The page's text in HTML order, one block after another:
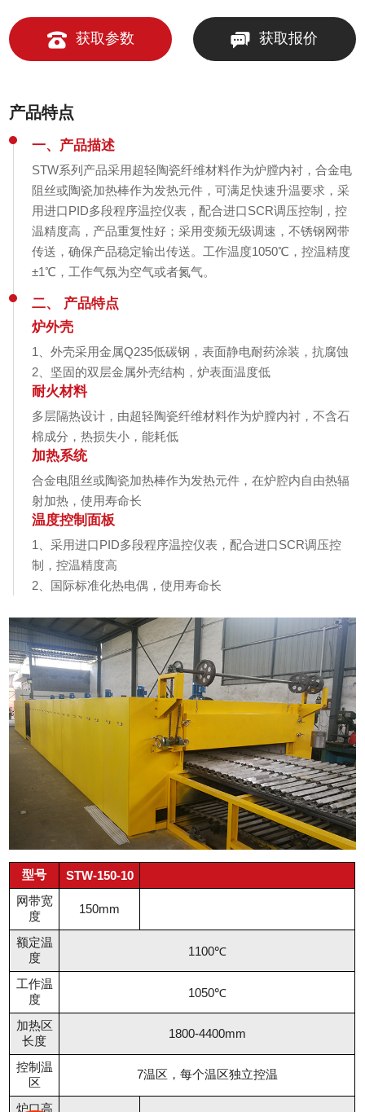
获取参数 获取报价
产品特点
一、产品描述
STW系列产品采用超轻陶瓷纤维材料作为炉膛内衬，合金电
阻丝或陶瓷加热棒作为发热元件，可满足快速升温要求，采
用进口PID多段程序温控仪表，配合进口SCR调压控制，控
温精度高，产品重复性好；采用变频无级调速，不锈钢网带
传送，确保产品稳定输出传送。工作温度1050℃，控温精度
±1℃，工作气氛为空气或者氮气。
二、 产品特点
炉外壳
1、外壳采用金属Q235低碳钢，表面静电耐药涂装，抗腐蚀
2、坚固的双层金属外壳结构，炉表面温度低
耐火材料
多层隔热设计，由超轻陶瓷纤维材料作为炉膛内衬，不含石
棉成分，热损失小，能耗低
加热系统
合金电阻丝或陶瓷加热棒作为发热元件，在炉腔内自由热辐
射加热，使用寿命长
温度控制面板
1、采用进口PID多段程序温控仪表，配合进口SCR调压控
制，控温精度高
2、国际标准化热电偶，使用寿命长
型号
STW-150-10
网带宽
度
150mm
额定温
度
1100℃
工作温
度
1050℃
加热区
长度
1800-4400mm
控制温
区
7温区，每个温区独立控温
炉口高